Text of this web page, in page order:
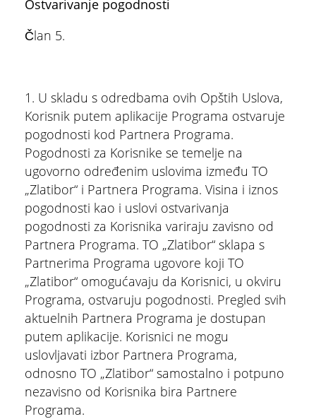
Ostvarivanje pogodnosti
Član 5.
1. U skladu s odredbama ovih Opštih Uslova,
Korisnik putem aplikacije Programa ostvaruje
pogodnosti kod Partnera Programa.
Pogodnosti za Korisnike se temelje na
ugovorno određenim uslovima između TO
„Zlatibor“ i Partnera Programa. Visina i iznos
pogodnosti kao i uslovi ostvarivanja
pogodnosti za Korisnika variraju zavisno od
Partnera Programa. TO „Zlatibor“ sklapa s
Partnerima Programa ugovore koji TO
„Zlatibor“ omogućavaju da Korisnici, u okviru
Programa, ostvaruju pogodnosti. Pregled svih
aktuelnih Partnera Programa je dostupan
putem aplikacije. Korisnici ne mogu
uslovljavati izbor Partnera Programa,
odnosno TO „Zlatibor“ samostalno i potpuno
nezavisno od Korisnika bira Partnere
Programa.